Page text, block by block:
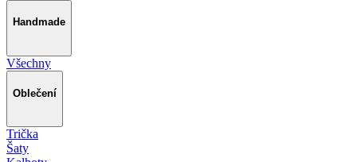
Handmade
Všechny
Oblečení
Trička
Šaty